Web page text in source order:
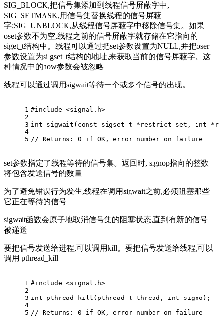
SIG_BLOCK,把信号集添加到线程信号屏蔽字中,
SIG_SETMASK,用信号集替换线程的信号屏蔽
字;SIG_UNBLOCK,从线程信号屏蔽字中移除信号集。如果
oset参数不为空,线程之前的信号屏蔽字就存储在它指向的
siget_t结构中。线程可以通过把set参数设置为NULL,并把oser
参数设置为si gset_t结构的地址,来获取当前的信号屏蔽字。这
种情况中的how参数会被忽略
线程可以通过调用sigwait等待一个或多个信号的出现。
1
2
3
4
5
#include <signal.h>
int
sigwait ( const sigset_t * restrict set , int *
// Returns: 0 if OK, error number on failure
set参数指定了线程等待的信号集。返回时, signop指向的整数
将包含发送信号的数量
为了避免错误行为发生,线程在调用sigwait之前,必须阻塞那些
它正在等待的信号
sigwait函数会原子地取消信号集的阻塞状态,直到有新的信号
被递送
要把信号发送给进程,可以调用kill。要把信号发送给线程,可以
调用 pthread_kill
1
2
3
4
5
#include <signal.h>
int
pthread_kill ( pthread_t thread, int signo) ;
// Returns: 0 if OK, error number on failure